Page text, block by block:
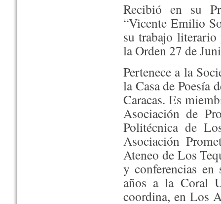
Recibió en su
“Vicente Emilio
su trabajo
la Orden 27 de
Pertenece a la
la Casa de Poesía
Caracas. Es
Asociación de
Politécnica de
Asociación
Ateneo de Los
y conferencias
años a la Coral
coordina, en Los